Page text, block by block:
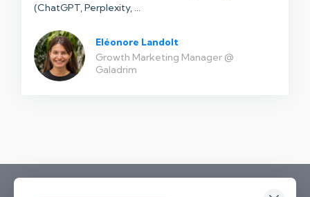
(ChatGPT, Perplexity, ...
Eléonore Landolt
Growth Marketing Manager @
Galadrim